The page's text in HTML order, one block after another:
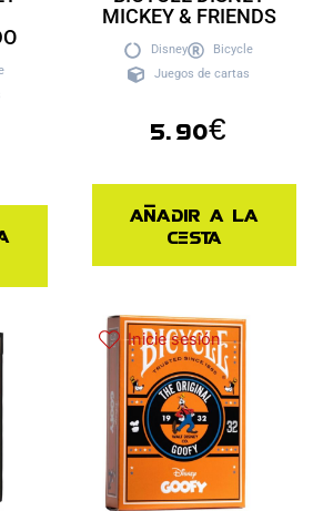
MICKEY & FRIENDS
Disney
Bicycle
Juegos de cartas
5.90€
Añadir a la
cesta
Inicie sesión